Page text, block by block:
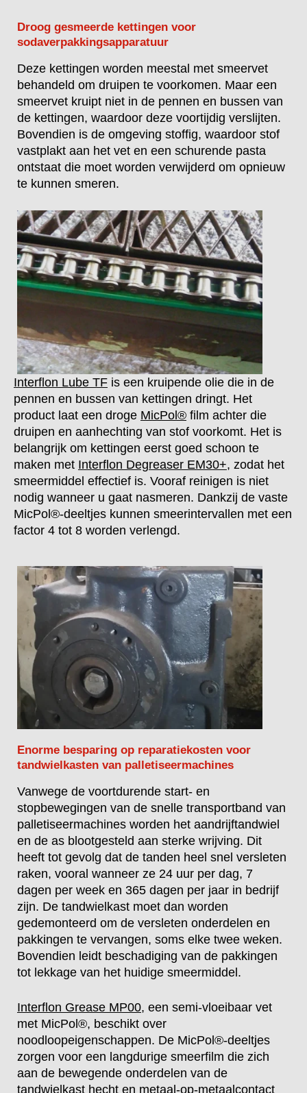
Droog gesmeerde kettingen voor
sodaverpakkingsapparatuur
Deze kettingen worden meestal met smeervet
behandeld om druipen te voorkomen. Maar een
smeervet kruipt niet in de pennen en bussen van
de kettingen, waardoor deze voortijdig verslijten.
Bovendien is de omgeving stoffig, waardoor stof
vastplakt aan het vet en een schurende pasta
ontstaat die moet worden verwijderd om opnieuw
te kunnen smeren.
Interflon Lube TF is een kruipende olie die in de
pennen en bussen van kettingen dringt. Het
product laat een droge MicPol® film achter die
druipen en aanhechting van stof voorkomt. Het is
belangrijk om kettingen eerst goed schoon te
maken met Interflon Degreaser EM30+, zodat het
smeermiddel effectief is. Vooraf reinigen is niet
nodig wanneer u gaat nasmeren. Dankzij de vaste
MicPol®-deeltjes kunnen smeerintervallen met een
factor 4 tot 8 worden verlengd.
Enorme besparing op reparatiekosten voor
tandwielkasten van palletiseermachines
Vanwege de voortdurende start- en
stopbewegingen van de snelle transportband van
palletiseermachines worden het aandrijftandwiel
en de as blootgesteld aan sterke wrijving. Dit
heeft tot gevolg dat de tanden heel snel versleten
raken, vooral wanneer ze 24 uur per dag, 7
dagen per week en 365 dagen per jaar in bedrijf
zijn. De tandwielkast moet dan worden
gedemonteerd om de versleten onderdelen en
pakkingen te vervangen, soms elke twee weken.
Bovendien leidt beschadiging van de pakkingen
tot lekkage van het huidige smeermiddel.
Interflon Grease MP00, een semi-vloeibaar vet
met MicPol®, beschikt over
noodloopeigenschappen. De MicPol®-deeltjes
zorgen voor een langdurige smeerfilm die zich
aan de bewegende onderdelen van de
tandwielkast hecht en metaal-op-metaalcontact